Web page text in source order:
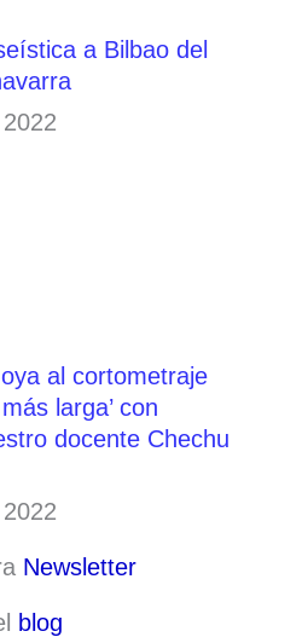
a Bilbao del
al cortometraje
larga’ con
docente Chechu
Newsletter
blog